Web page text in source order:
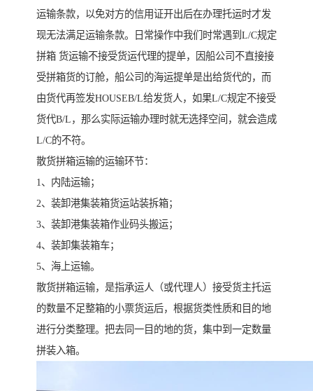
运输条款，以免对方的信用证开出后在办理托运时才发
现无法满足运输条款。日常操作中我们时常遇到L/C规定
拼箱 货运输不接受货运代理的提单，因船公司不直接接
受拼箱货的订舱，船公司的海运提单是出给货代的，而
由货代再签发HOUSEB/L给发货人，如果L/C规定不接受
货代B/L，那么实际运输办理时就无选择空间，就会造成
L/C的不符。
散货拼箱运输的运输环节：
1、内陆运输；
2、装卸港集装箱货运站装拆箱；
3、装卸港集装箱作业码头搬运；
4、装卸集装箱车；
5、海上运输。
散货拼箱运输，是指承运人（或代理人）接受货主托运
的数量不足整箱的小票货运后，根据货类性质和目的地
进行分类整理。把去同一目的地的货，集中到一定数量
拼装入箱。